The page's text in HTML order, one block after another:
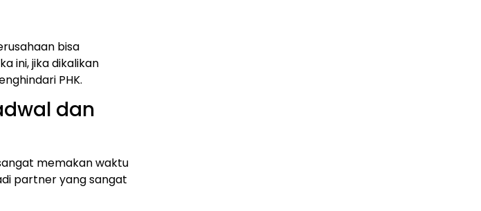
bisa
ini, jika dikalikan
PHK.
dan
memakan waktu
partner yang sangat